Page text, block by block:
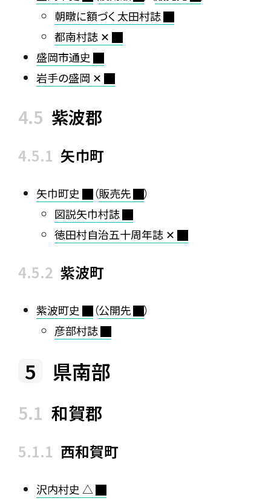
朝暾に額づく 太田村誌
都南村誌 ✕
盛岡市通史
岩手の盛岡 ✕
紫波郡
矢巾町
矢巾町史 （販売先
）
図説矢巾村誌
徳田村自治五十周年誌 ✕
紫波町
紫波町史 （公開先
）
彦部村誌
県南部
和賀郡
西和賀町
沢内村史 △